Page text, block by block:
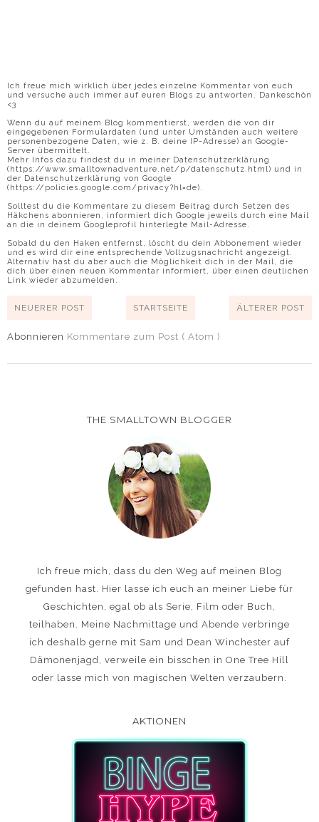
Ich freue mich wirklich über jedes einzelne Kommentar von euch
und versuche auch immer auf euren Blogs zu antworten. Dankeschön
<3
Wenn du auf meinem Blog kommentierst, werden die von dir
eingegebenen Formulardaten (und unter Umständen auch weitere
personenbezogene Daten, wie z. B. deine IP-Adresse) an Google-
Server übermittelt.
Mehr Infos dazu findest du in meiner Datenschutzerklärung
(https://www.smalltownadventure.net/p/datenschutz.html) und in
der Datenschutzerklärung von Google
(https://policies.google.com/privacy?hl=de).
Solltest du die Kommentare zu diesem Beitrag durch Setzen des
Häkchens abonnieren, informiert dich Google jeweils durch eine Mail
an die in deinem Googleprofil hinterlegte Mail-Adresse.
Sobald du den Haken entfernst, löscht du dein Abbonement wieder
und es wird dir eine entsprechende Vollzugsnachricht angezeigt.
Alternativ hast du aber auch die Möglichkeit dich in der Mail, die
dich über einen neuen Kommentar informiert, über einen deutlichen
Link wieder abzumelden.
NEUERER POST ÄLTERER POST
STARTSEITE
Abonnieren Kommentare zum Post ( Atom )
THE SMALLTOWN BLOGGER
Ich freue mich, dass du den Weg auf meinen Blog
gefunden hast. Hier lasse ich euch an meiner Liebe für
Geschichten, egal ob als Serie, Film oder Buch,
teilhaben. Meine Nachmittage und Abende verbringe
ich deshalb gerne mit Sam und Dean Winchester auf
Dämonenjagd, verweile ein bisschen in One Tree Hill
oder lasse mich von magischen Welten verzaubern.
AKTIONEN